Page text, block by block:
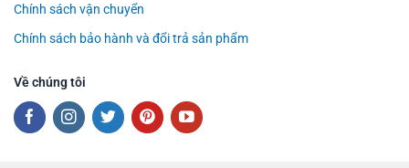
Chính sách vận chuyển
Chính sách bảo hành và đổi trả sản phẩm
Về chúng tôi